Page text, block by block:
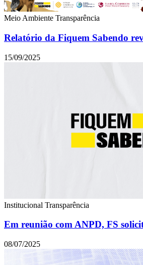
Meio Ambiente Transparência
Relatório da Fiquem Sabendo
15/09/2025
Institucional Transparência
Em reunião com ANPD, FS
08/07/2025